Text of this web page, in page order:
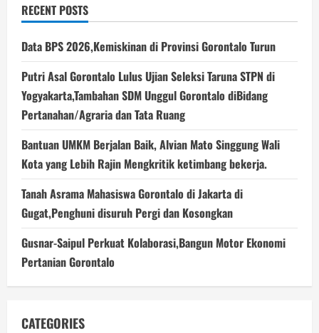
RECENT POSTS
Data BPS 2026,Kemiskinan di Provinsi Gorontalo Turun
Putri Asal Gorontalo Lulus Ujian Seleksi Taruna STPN di
Yogyakarta,Tambahan SDM Unggul Gorontalo diBidang
Pertanahan/Agraria dan Tata Ruang
Bantuan UMKM Berjalan Baik, Alvian Mato Singgung Wali
Kota yang Lebih Rajin Mengkritik ketimbang bekerja.
Tanah Asrama Mahasiswa Gorontalo di Jakarta di
Gugat,Penghuni disuruh Pergi dan Kosongkan
Gusnar-Saipul Perkuat Kolaborasi,Bangun Motor Ekonomi
Pertanian Gorontalo
CATEGORIES